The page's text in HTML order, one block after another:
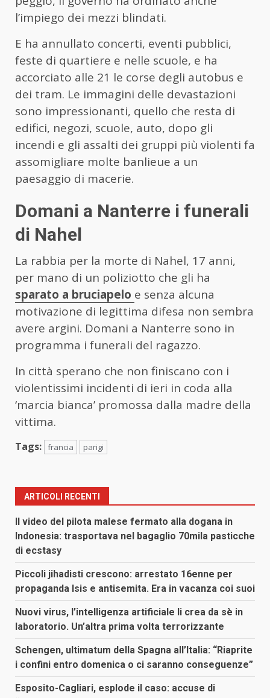
l’impiego dei mezzi blindati.
E ha annullato concerti, eventi pubblici,
feste di quartiere e nelle scuole, e ha
accorciato alle 21 le corse degli autobus e
dei tram. Le immagini delle devastazioni
sono impressionanti, quello che resta di
edifici, negozi, scuole, auto, dopo gli
incendi e gli assalti dei gruppi più violenti fa
assomigliare molte banlieue a un
paesaggio di macerie.
Domani a Nanterre i funerali
di Nahel
La rabbia per la morte di Nahel, 17 anni,
per mano di un poliziotto che gli ha
sparato a bruciapelo e senza alcuna
motivazione di legittima difesa non sembra
avere argini. Domani a Nanterre sono in
programma i funerali del ragazzo.
In città sperano che non finiscano con i
violentissimi incidenti di ieri in coda alla
‘marcia bianca’ promossa dalla madre della
vittima.
Tags: francia parigi
ARTICOLI RECENTI
Il video del pilota malese fermato alla dogana in
Indonesia: trasportava nel bagaglio 70mila pasticche
di ecstasy
Piccoli jihadisti crescono: arrestato 16enne per
propaganda Isis e antisemita. Era in vacanza coi suoi
Nuovi virus, l’intelligenza artificiale li crea da sè in
laboratorio. Un’altra prima volta terrorizzante
Schengen, ultimatum della Spagna all’Italia: “Riaprite
i confini entro domenica o ci saranno conseguenze”
Esposito-Cagliari, esplode il caso: accuse di